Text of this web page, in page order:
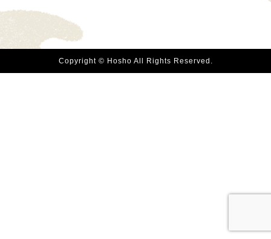
Copyright © Hosho All Rights Reserved.